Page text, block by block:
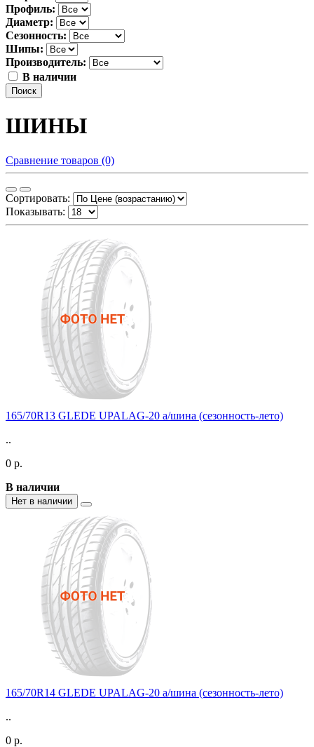
Профиль:
Диаметр:
Сезонность:
Шипы:
Производитель:
В наличии
Поиск
ШИНЫ
Сравнение товаров (0)
Сортировать:
Показывать:
165/70R13 GLEDE UPALAG-20 а/шина (сезонность-лето)
..
0 р.
В наличии
Нет в наличии
165/70R14 GLEDE UPALAG-20 а/шина (сезонность-лето)
..
0 р.